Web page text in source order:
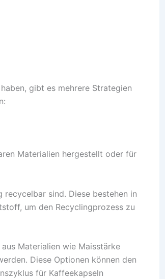
gibt es mehrere Strategien
Materialien hergestellt oder für
recycelbar sind. Diese bestehen in
um den Recyclingprozess zu
Materialien wie Maisstärke
Diese Optionen können den
für Kaffeekapseln